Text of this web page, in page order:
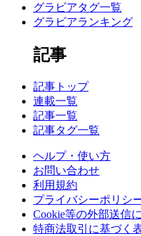
グラビアタグ一覧
グラビアランキング
記事
記事トップ
連載一覧
記事一覧
記事タグ一覧
ヘルプ・使い方
お問い合わせ
利用規約
プライバシーポリシ
Cookie等の外部送信
特商法取引に基づく